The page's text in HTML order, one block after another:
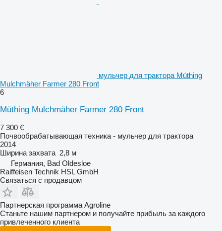
мульчер для трактора Müthing
Mulchmäher Farmer 280 Front
6
Müthing Mulchmäher Farmer 280 Front
7 300 €
Почвообрабатывающая техника - мульчер для трактора
2014
Ширина захвата 2,8 м
Германия, Bad Oldesloe
Raiffeisen Technik HSL GmbH
Связаться с продавцом
Партнерская программа Agroline
Станьте нашим партнером и получайте прибыль за каждого
привлеченного клиента